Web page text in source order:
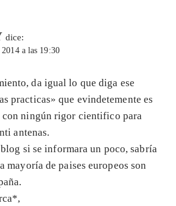
dice:
a las 19:30
da igual lo que diga ese
practicas» que evindetemente es
ningún rigor cientifico para
antenas.
si se informara un poco, sabría
mayoría de paises europeos son